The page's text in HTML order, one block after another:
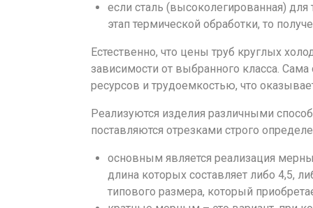
если сталь (высоколегированная)
этап термической обработки, то
Естественно, что цены труб круглых
зависимости от выбранного класса.
ресурсов и трудоемкостью, что
Реализуются изделия различными
поставляются отрезками строго
основным является реализация
длина которых составляет либо 4,5,
типового размера, который